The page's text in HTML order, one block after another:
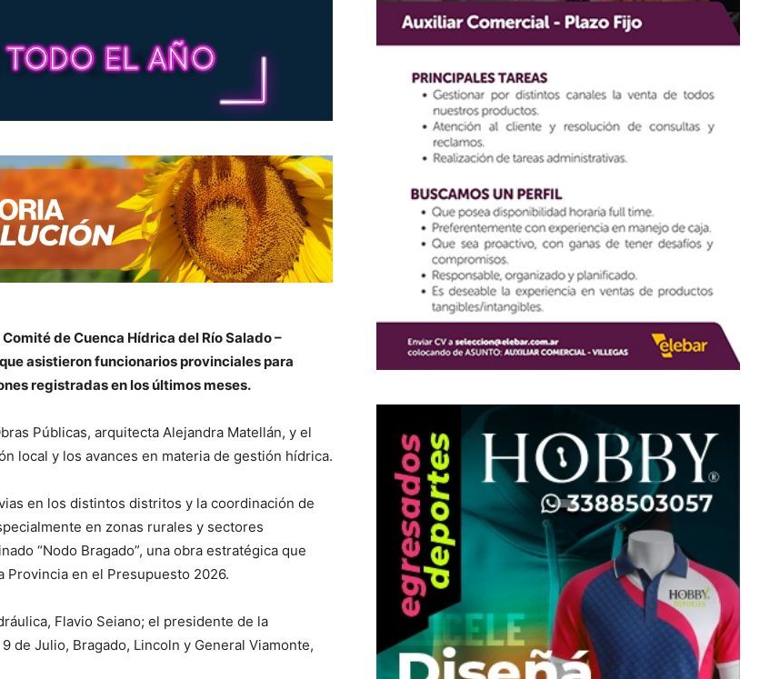
de Cuenca Hídrica del Río Salado –
asistieron funcionarios provinciales para
registradas en los últimos meses.
Públicas, arquitecta Alejandra Matellán, y el
local y los avances en materia de gestión hídrica.
en los distintos distritos y la coordinación de
en zonas rurales y sectores
“Nodo Bragado”, una obra estratégica que
Provincia en el Presupuesto 2026.
Flavio Seiano; el presidente de la
de Julio, Bragado, Lincoln y General Viamonte,